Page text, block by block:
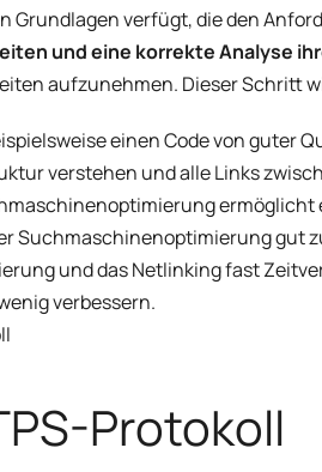
Grundlagen verfügt, die den
und eine korrekte Analyse
aufzunehmen. Dieser Schritt
einen Code von guter
verstehen und alle Links
ermöglicht
Suchmaschinenoptimierung gut
und das Netlinking fast
verbessern.
Protokoll